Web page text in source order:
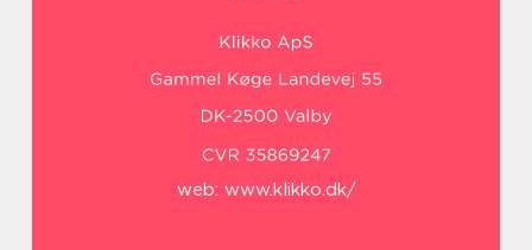
web: www.klikko.dk/